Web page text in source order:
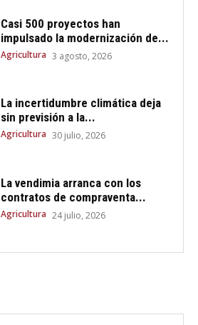
Casi 500 proyectos han
impulsado la modernización de...
Agricultura 3 agosto, 2026
La incertidumbre climática deja
sin previsión a la...
Agricultura 30 julio, 2026
La vendimia arranca con los
contratos de compraventa...
Agricultura 24 julio, 2026